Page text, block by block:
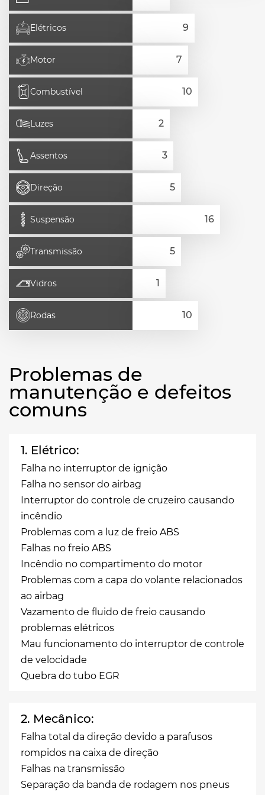
Elétricos
Motor
Combustível
Luzes
Assentos
Direção
Suspensão
Transmissão
Vidros
Rodas
Problemas de
manutenção e defeitos
comuns
1. Elétrico:
Falha no interruptor de ignição
Falha no sensor do airbag
Interruptor do controle de cruzeiro causando
incêndio
Problemas com a luz de freio ABS
Falhas no freio ABS
Incêndio no compartimento do motor
Problemas com a capa do volante relacionados
ao airbag
Vazamento de fluido de freio causando
problemas elétricos
Mau funcionamento do interruptor de controle
de velocidade
Quebra do tubo EGR
2. Mecânico:
Falha total da direção devido a parafusos
rompidos na caixa de direção
Falhas na transmissão
Separação da banda de rodagem nos pneus